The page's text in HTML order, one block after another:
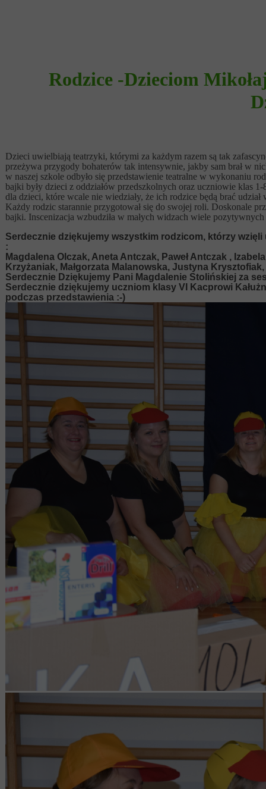
Dzieci uwielbiają teatrzyki, którymi za każdym razem są tak
przeżywa przygody bohaterów tak intensywnie, jakby sam brał w
w naszej szkole odbyło się przedstawienie teatralne w wykonaniu
bajki były dzieci z oddziałów przedszkolnych oraz uczniowie klas
dla dzieci, które wcale nie wiedziały, że ich rodzice będą brać
Każdy rodzic starannie przygotował się do swojej roli. Doskonale
bajki. Inscenizacja wzbudziła w małych widzach wiele
Serdecznie dziękujemy wszystkim rodzicom, którzy
:
Magdalena Olczak, Aneta Antczak, Paweł Antczak ,
Krzyżaniak, Małgorzata Malanowska, Justyna
Serdecznie Dziękujemy Pani Magdalenie Stolińskiej za
Serdecznie dziękujemy uczniom klasy VI Kacprowi
podczas przedstawienia :-)
Rodzice -Dzieciom